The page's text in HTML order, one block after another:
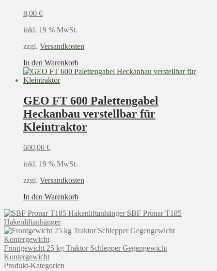
8,00 €
inkl. 19 % MwSt.
zzgl. Versandkosten
In den Warenkorb
GEO FT 600 Palettengabel
Heckanbau verstellbar für
Kleintraktor
600,00 €
inkl. 19 % MwSt.
zzgl. Versandkosten
In den Warenkorb
SBF Pronar T185
Hakenliftanhänger
Frontgewicht 25 kg Traktor Schlepper Gegengewicht
Kontergewicht
Produkt-Kategorien